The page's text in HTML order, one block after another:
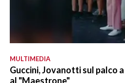
MULTIMEDIA
Guccini, Jovanotti sul palco
al "Maestrone"